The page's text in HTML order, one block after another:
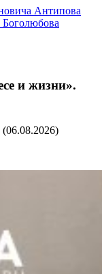
Антипова
Боголюбова
и жизни».